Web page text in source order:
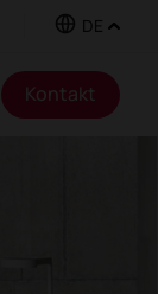
DE
Kontakt